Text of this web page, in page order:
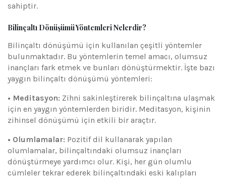
sahiptir.
Bilinçaltı Dönüşümü Yöntemleri Nelerdir?
Bilinçaltı dönüşümü için kullanılan çeşitli yöntemler
bulunmaktadır. Bu yöntemlerin temel amacı, olumsuz
inançları fark etmek ve bunları dönüştürmektir. İşte bazı
yaygın bilinçaltı dönüşümü yöntemleri:
• Meditasyon: Zihni sakinleştirerek bilinçaltına ulaşmak
için en yaygın yöntemlerden biridir. Meditasyon, kişinin
zihinsel dönüşümü için etkili bir araçtır.
• Olumlamalar: Pozitif dil kullanarak yapılan
olumlamalar, bilinçaltındaki olumsuz inançları
dönüştürmeye yardımcı olur. Kişi, her gün olumlu
cümleler tekrar ederek bilinçaltındaki eski kalıpları